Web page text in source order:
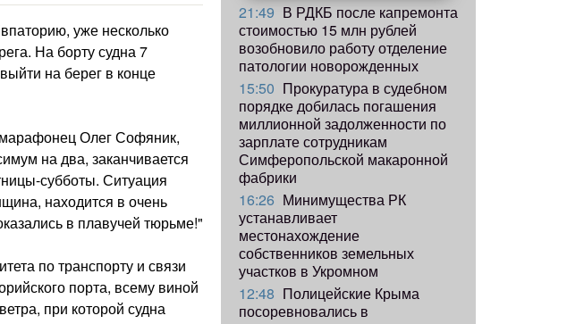
уже несколько
На борту судна 7
на берег в конце
Олег Софяник,
на два, заканчивается
субботы. Ситуация
находится в очень
в плавучей тюрьме!"
по транспорту и связи
порта, всему виной
при которой судна
21:49 В РДКБ после капремонта
стоимостью 15 млн рублей
возобновило работу отделение
патологии новорожденных
15:50 Прокуратура в судебном
порядке добилась погашения
миллионной задолженности по
зарплате сотрудникам
Симферопольской макаронной
фабрики
16:26 Минимущества РК
устанавливает
местонахождение
собственников земельных
участков в Укромном
12:48 Полицейские Крыма
посоревновались в